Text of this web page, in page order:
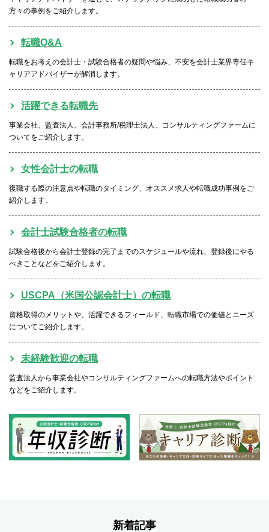
方々の事例をご紹介します。
転職Q&A
転職をお考えの会計士・試験合格者の疑問や悩み、不安を会計士業界専任キ
ャリアアドバイザーが解消します。
活躍できる転職先
事業会社、監査法人、会計事務所/税理士法人、コンサルティングファームに
ついてをご紹介します。
女性会計士の転職
復職する際の注意点や転職のタイミング、オススメ求人や転職成功事例をご
紹介します。
会計士試験合格者の転職
試験合格後から会計士登録の完了までのスケジュールや流れ、登録後にやる
べきことなどをご紹介します。
USCPA（米国公認会計士）の転職
資格取得のメリットや、活躍できるフィールド、転職市場での価値とニーズ
についてご紹介します。
未経験歓迎の転職
監査法人から事業会社やコンサルティングファームへの転職方法やポイント
などをご紹介します。
新着記事